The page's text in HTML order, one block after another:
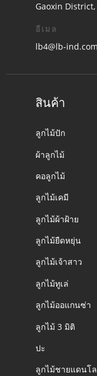
Gaoxin
อีเมล
lb4@lb-ind.com
สินค้า
ลูกไม้ปัก
ผ้าลูกไม้
คอลูกไม้
ลูกไม้เคมี
ลูกไม้ผ้าฝ้าย
ลูกไม้ยืดหยุ่น
ลูกไม้เจ้าสาว
ลูกไม้ทูเล่
ลูกไม้ออแกนซ่า
ลูกไม้ 3 มิติ
ปะ
ลูกไม้ชายแดนโ